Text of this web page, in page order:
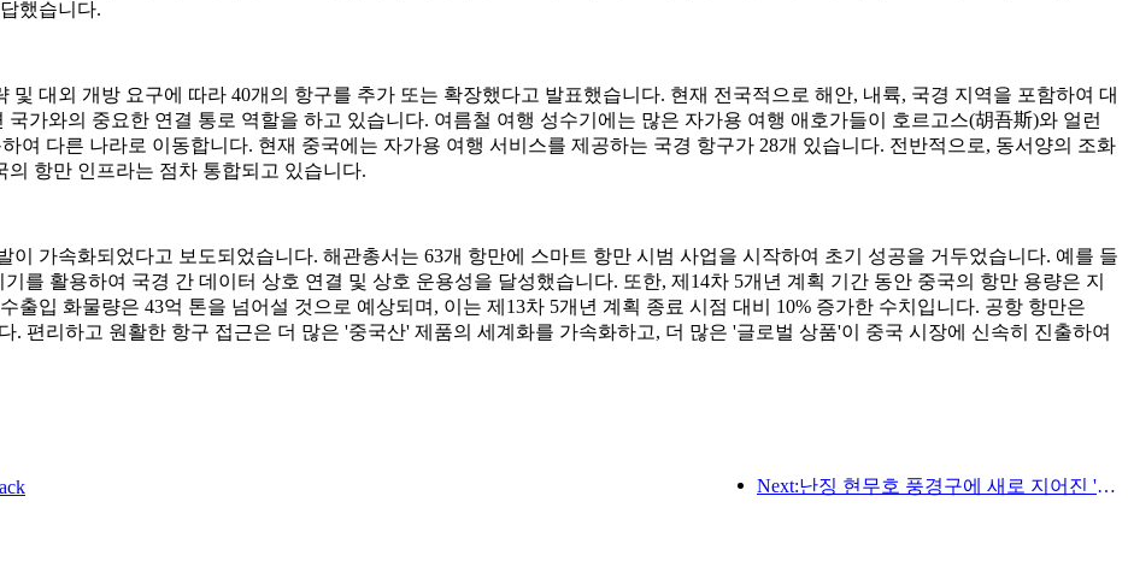
했습니다.
대외 개방 요구에 따라 40개의 항구를 추가 또는 확장했다고 발표했습니다. 현재 전국적으로 해안, 내륙, 국경 지역을 포함하여 대
가와의 중요한 연결 통로 역할을 하고 있습니다. 여름철 여행 성수기에는 많은 자가용 여행 애호가들이 호르고스(胡吾斯)와 얼런
여 다른 나라로 이동합니다. 현재 중국에는 자가용 여행 서비스를 제공하는 국경 항구가 28개 있습니다. 전반적으로, 동서양의 조화
항만 인프라는 점차 통합되고 있습니다.
이 가속화되었다고 보도되었습니다. 해관총서는 63개 항만에 스마트 항만 시범 사업을 시작하여 초기 성공을 거두었습니다. 예를 들
를 활용하여 국경 간 데이터 상호 연결 및 상호 운용성을 달성했습니다. 또한, 제14차 5개년 계획 기간 동안 중국의 항만 용량은 지
출입 화물량은 43억 톤을 넘어설 것으로 예상되며, 이는 제13차 5개년 계획 종료 시점 대비 10% 증가한 수치입니다. 공항 항만은
. 편리하고 원활한 항구 접근은 더 많은 '중국산' 제품의 세계화를 가속화하고, 더 많은 '글로벌 상품'이 중국 시장에 신속히 진출하여
Next:난징 현무호 풍경구에 새로 지어진 '진링 시관'을 포함한 4개의 문화 공간이 공식적으로 개장했습니다.